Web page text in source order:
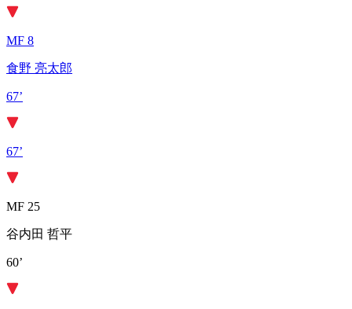
MF 8
食野 亮太郎
67’
67’
MF 25
谷内田 哲平
60’